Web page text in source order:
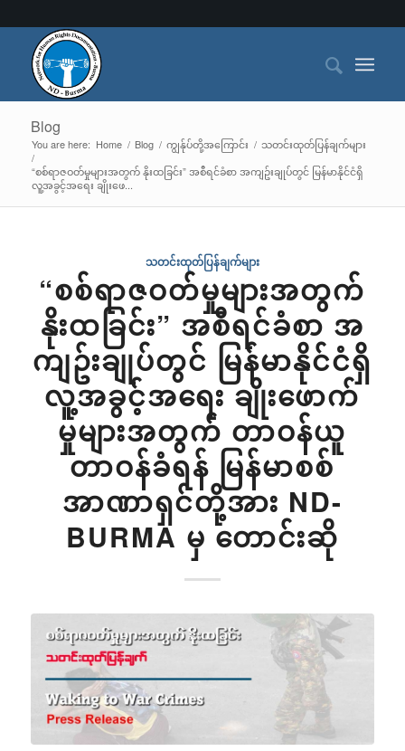
Blog
You are here: Home / Blog / ကျွန်ုပ်တို့အကြောင်း / သတင်းထုတ်ပြန်ချက်များ
/
“စစ်ရာဇဝတ်မှုများအတွက် နိုးထခြင်း” အစီရင်ခံစာ အကျဥ်းချုပ်တွင် မြန်မာနိုင်ငံရှိ
လူ့အခွင့်အရေး ချိုးဖေ...
သတင်းထုတ်ပြန်ချက်များ
“စစ်ရာဇဝတ်မှုများအတွက်
နိုးထခြင်း” အစီရင်ခံစာ အ
ကျဥ်းချုပ်တွင် မြန်မာနိုင်ငံရှိ
လူ့အခွင့်အရေး ချိုးဖောက်
မှုများအတွက် တာဝန်ယူ
တာဝန်ခံရန် မြန်မာစစ်
အာဏာရှင်တို့အား ND-
BURMA မှ တောင်းဆို